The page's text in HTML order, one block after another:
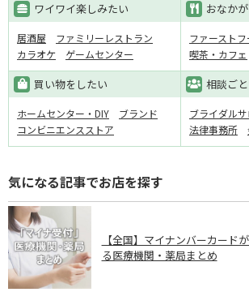
ワイワイ楽しみたい
居酒屋
ファミリーレストラン
カラオケ
ゲームセンター
おなか
ファーストフ
喫茶・カフェ
買い物をしたい
ホームセンター・DIY
ブランド
コンビニエンスストア
相談ご
ブライダル
法律事務所
気になる記事でお店を探す
【全国】マイナンバーカード
る医療機関・薬局まとめ